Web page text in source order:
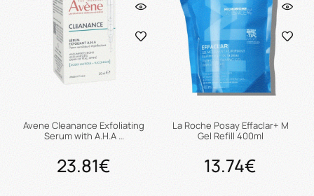
Avene Cleanance Exfoliating
Serum with A.H.A …
23.81€
La Roche Posay Effaclar+ M
Gel Refill 400ml
13.74€